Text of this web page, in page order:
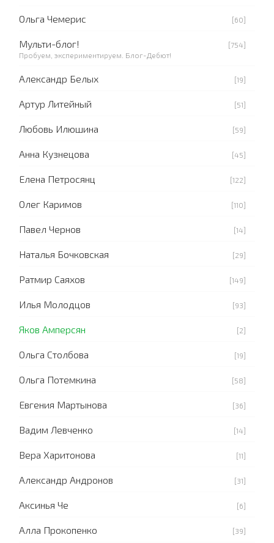
Ольга Чемерис [60]
Мульти-блог!
[754]
Пробуем, экспериментируем. Блог-Дебют!
Александр Белых [19]
Артур Литейный [51]
Любовь Илюшина [59]
Анна Кузнецова [45]
Елена Петросянц [122]
Олег Каримов [110]
Павел Чернов [14]
Наталья Бочковская [29]
Ратмир Саяхов [149]
Илья Молодцов [93]
Яков Амперсян [2]
Ольга Столбова [19]
Ольга Потемкина [58]
Евгения Мартынова [36]
Вадим Левченко [14]
Вера Харитонова [11]
Александр Андронов [31]
Аксинья Че [6]
Алла Прокопенко [39]